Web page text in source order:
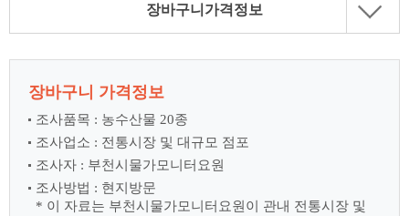
장바구니가격정보
장바구니 가격정보
조사품목 : 농수산물 20종
조사업소 : 전통시장 및 대규모 점포
조사자 : 부천시물가모니터요원
조사방법 : 현지방문
* 이 자료는 부천시물가모니터요원이 관내 전통시장 및